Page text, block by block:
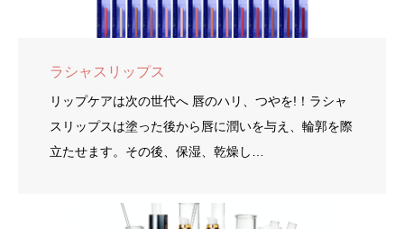
ラシャスリップス
リップケアは次の世代へ 唇のハリ、つやを!！ラシャ
スリップスは塗った後から唇に潤いを与え、輪郭を際
立たせます。その後、保湿、乾燥し…